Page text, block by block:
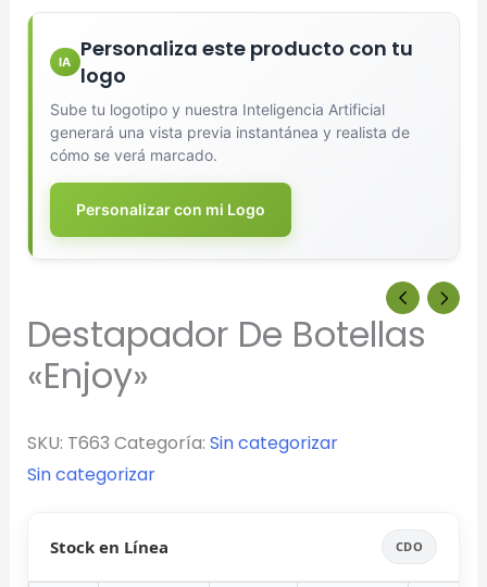
IA
Personaliza este producto con tu
logo
Sube tu logotipo y nuestra Inteligencia Artificial
generará una vista previa instantánea y realista de
cómo se verá marcado.
Personalizar con mi Logo
Destapador De Botellas
«Enjoy»
SKU: T663 Categoría: Sin categorizar
Sin categorizar
Stock en Línea CDO